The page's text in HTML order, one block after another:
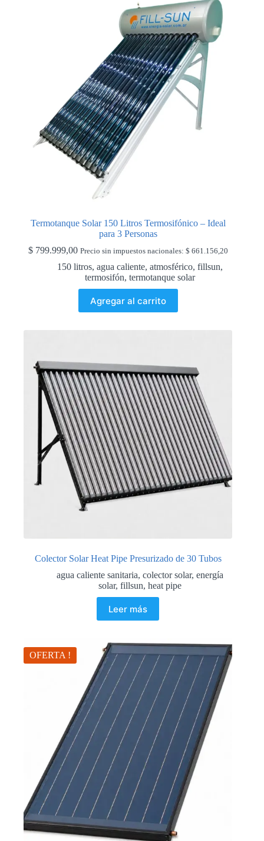
Termotanque Solar 150 Litros Termosifónico – Ideal
para 3 Personas
$799.999,00 Precio sin impuestos nacionales: $ 661.156,20
150 litros, agua caliente, atmosférico, fillsun,
termosifón, termotanque solar
Agregar al carrito
Colector Solar Heat Pipe Presurizado de 30 Tubos
agua caliente sanitaria, colector solar, energía
solar, fillsun, heat pipe
Leer más
OFERTA !